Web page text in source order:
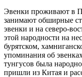
Эвенки проживают в
занимают обширные
эвенки и на северо-
этой народности на
бурятском,
упоминания об
тунгусов была
пришли из Китая и